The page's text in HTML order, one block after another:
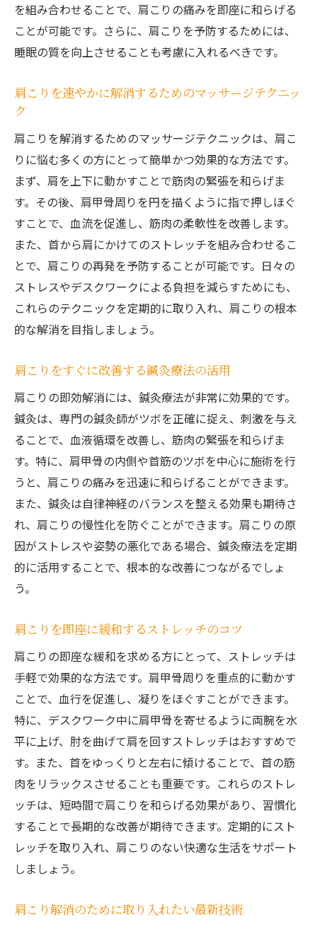
を組み合わせることで、肩こりの痛みを即座に和らげる
ことが可能です。さらに、肩こりを予防するためには、
睡眠の質を向上させることも考慮に入れるべきです。
肩こりを速やかに解消するためのマッサージテクニッ
ク
肩こりを解消するためのマッサージテクニックは、肩こ
りに悩む多くの方にとって簡単かつ効果的な方法です。
まず、肩を上下に動かすことで筋肉の緊張を和らげま
す。その後、肩甲骨周りを円を描くように指で押しほぐ
すことで、血流を促進し、筋肉の柔軟性を改善します。
また、首から肩にかけてのストレッチを組み合わせるこ
とで、肩こりの再発を予防することが可能です。日々の
ストレスやデスクワークによる負担を減らすためにも、
これらのテクニックを定期的に取り入れ、肩こりの根本
的な解消を目指しましょう。
肩こりをすぐに改善する鍼灸療法の活用
肩こりの即効解消には、鍼灸療法が非常に効果的です。
鍼灸は、専門の鍼灸師がツボを正確に捉え、刺激を与え
ることで、血液循環を改善し、筋肉の緊張を和らげま
す。特に、肩甲骨の内側や首筋のツボを中心に施術を行
うと、肩こりの痛みを迅速に和らげることができます。
また、鍼灸は自律神経のバランスを整える効果も期待さ
れ、肩こりの慢性化を防ぐことができます。肩こりの原
因がストレスや姿勢の悪化である場合、鍼灸療法を定期
的に活用することで、根本的な改善につながるでしょ
う。
肩こりを即座に緩和するストレッチのコツ
肩こりの即座な緩和を求める方にとって、ストレッチは
手軽で効果的な方法です。肩甲骨周りを重点的に動かす
ことで、血行を促進し、凝りをほぐすことができます。
特に、デスクワーク中に肩甲骨を寄せるように両腕を水
平に上げ、肘を曲げて肩を回すストレッチはおすすめで
す。また、首をゆっくりと左右に傾けることで、首の筋
肉をリラックスさせることも重要です。これらのストレ
ッチは、短時間で肩こりを和らげる効果があり、習慣化
することで長期的な改善が期待できます。定期的にスト
レッチを取り入れ、肩こりのない快適な生活をサポート
しましょう。
肩こり解消のために取り入れたい最新技術